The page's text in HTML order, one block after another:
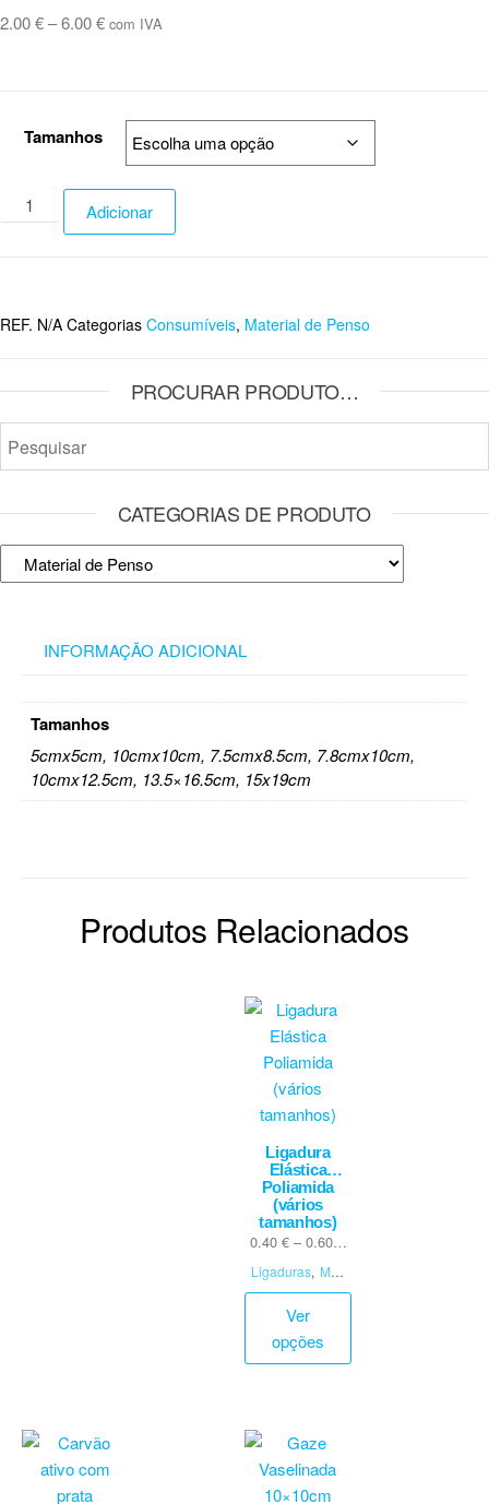
2.00€–6.00€ com IVA
Tamanhos
Adicionar
REF. N/A Categorias Consumíveis, Material de Penso
PROCURAR PRODUTO…
CATEGORIAS DE PRODUTO
INFORMAÇÃO ADICIONAL
Tamanhos
5cmx5cm, 10cmx10cm, 7.5cmx8.5cm, 7.8cmx10cm,
10cmx12.5cm, 13.5×16.5cm, 15x19cm
Produtos Relacionados
Ligadura
Elástica
Poliamida
(vários
tamanhos)
0.40€ – 0.60€
com IVA
Ligaduras, Mate
rial de Penso
Ver
opções